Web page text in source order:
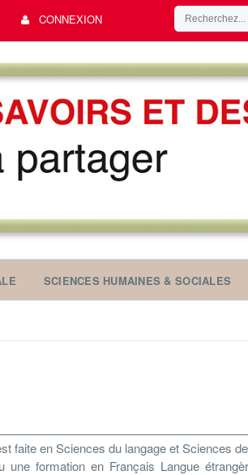
CONNEXION
SCIENCES HUMAINES & SOCIALES
en Sciences du langage et Sciences
formation en Français Langue